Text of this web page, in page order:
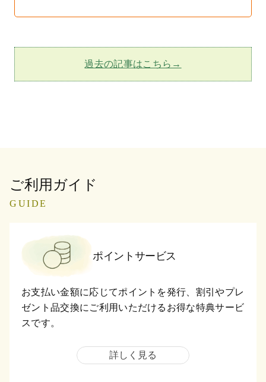
過去の記事はこちら→
ご利用ガイド
GUIDE
ポイントサービス
お支払い金額に応じてポイントを発行、割引やプレ
ゼント品交換にご利用いただけるお得な特典サービ
スです。
詳しく見る